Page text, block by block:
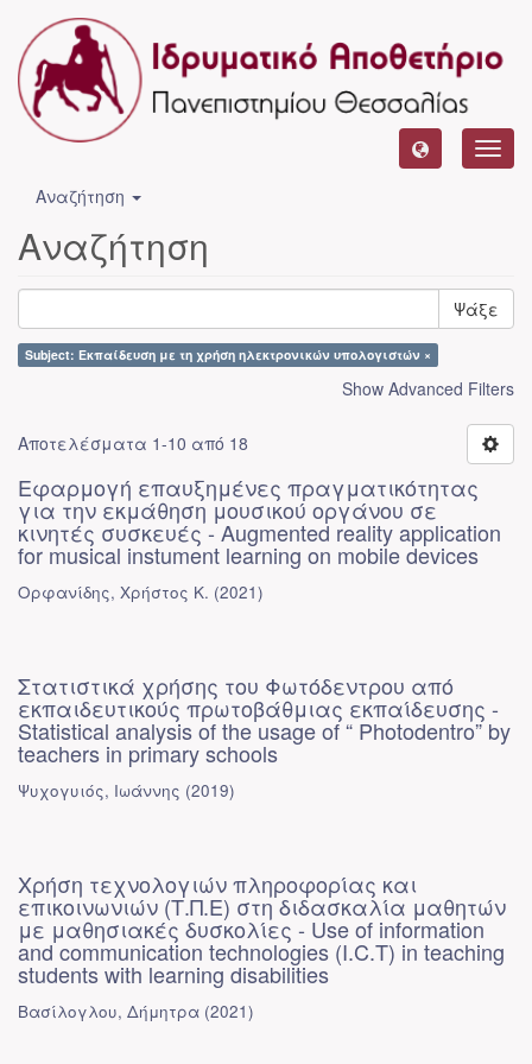
Αναζήτηση
Αναζήτηση
Ψάξε
Subject: Εκπαίδευση με τη χρήση ηλεκτρονικών υπολογιστών ×
Show Advanced Filters
Αποτελέσματα 1-10 από 18
Εφαρμογή επαυξημένες πραγματικότητας
για την εκμάθηση μουσικού οργάνου σε
κινητές συσκευές - Augmented reality application
for musical instument learning on mobile devices
Ορφανίδης, Χρήστος Κ. (2021)
Στατιστικά χρήσης του Φωτόδεντρου από
εκπαιδευτικούς πρωτοβάθμιας εκπαίδευσης -
Statistical analysis of the usage of “ Photodentro” by
teachers in primary schools
Ψυχογυιός, Ιωάννης (2019)
Χρήση τεχνολογιών πληροφορίας και
επικοινωνιών (Τ.Π.Ε) στη διδασκαλία μαθητών
με μαθησιακές δυσκολίες - Use of information
and communication technologies (I.C.T) in teaching
students with learning disabilities
Βασίλογλου, Δήμητρα (2021)